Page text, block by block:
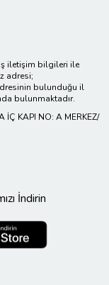
iletişim bilgileri ile
adresi;
bulunduğu il
bulunmaktadır.
İÇ KAPI NO: A MERKEZ/
İndirin